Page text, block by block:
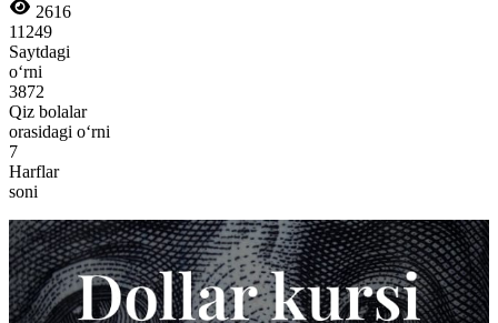
2616
11249
Saytdagi
o‘rni
3872
Qiz bolalar
orasidagi o‘rni
7
Harflar
soni